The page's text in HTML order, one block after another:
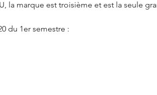
la marque est troisième et est la seule
du 1er semestre :